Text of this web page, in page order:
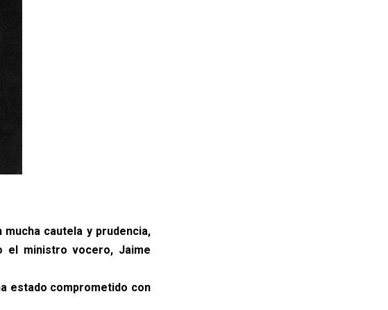
cautela y prudencia,
el ministro vocero, Jaime
estado comprometido con